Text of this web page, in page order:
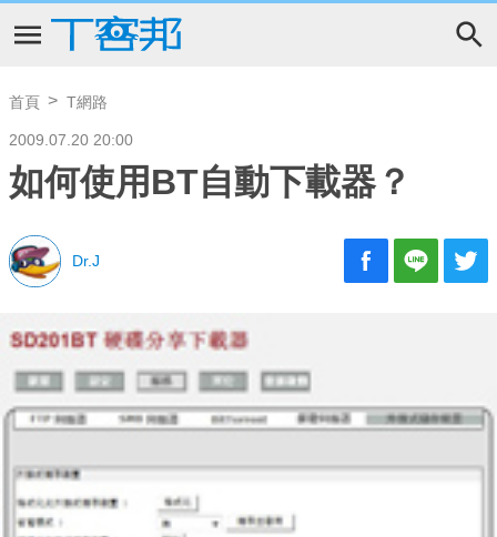
首頁 T網路
2009.07.20 20:00
如何使用BT自動下載器？
Dr.J